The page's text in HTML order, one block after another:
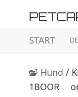
START
Hund /
1BOOR